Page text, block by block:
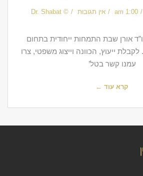
1:00 am אין תגובות © Dr. Shabat
אורן שבת התמחות ייחודית בתחום
ייעוץ, הכוונה וייצוג משפטי, צרו
עמנו קשר בטל’
קרא עוד ←